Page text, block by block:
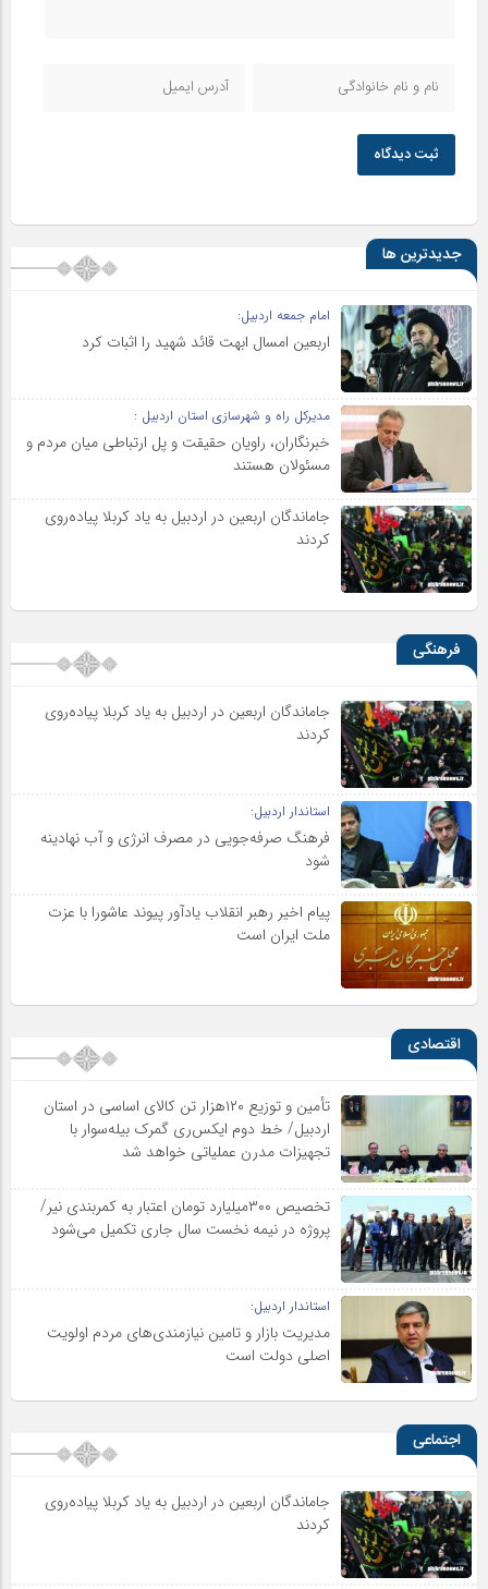
ثبت دیدگاه
جدیدترین ها
امام جمعه اردبیل:
اربعین امسال ابهت قائد شهید را اثبات کرد
مدیرکل راه و شهرسازی استان اردبیل :
خبرنگاران، راویان حقیقت و پل ارتباطی میان مردم و
مسئولان هستند
جاماندگان اربعین در اردبیل به یاد کربلا پیاده‌روی
کردند
فرهنگی
جاماندگان اربعین در اردبیل به یاد کربلا پیاده‌روی
کردند
استاندار اردبیل:
فرهنگ صرفه‌جویی در مصرف انرژی و آب نهادینه
شود
پیام اخیر رهبر انقلاب یادآور پیوند عاشورا با عزت
ملت ایران است
اقتصادی
تأمین و توزیع ۱۲۰هزار تن کالای اساسی در استان
اردبیل/ خط دوم ایکس‌ری گمرک بیله‌سوار با
تجهیزات مدرن عملیاتی خواهد شد
تخصیص ۳۰۰میلیارد تومان اعتبار به کمربندی نیر/
پروژه در نیمه نخست سال جاری تکمیل می‌شود
استاندار اردبیل:
مدیریت بازار و تامین نیازمندی‌های مردم اولویت‌
اصلی دولت است
اجتماعی
جاماندگان اربعین در اردبیل به یاد کربلا پیاده‌روی
کردند